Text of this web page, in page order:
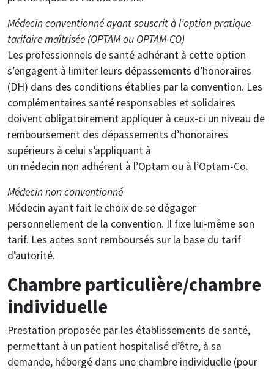
Médecin conventionné ayant souscrit à l’option pratique
tarifaire maîtrisée (OPTAM ou OPTAM-CO)
Les professionnels de santé adhérant à cette option
s’engagent à limiter leurs dépassements d’honoraires
(DH) dans des conditions établies par la convention. Les
complémentaires santé responsables et solidaires
doivent obligatoirement appliquer à ceux-ci un niveau de
remboursement des dépassements d’honoraires
supérieurs à celui s’appliquant à
un médecin non adhérent à l’Optam ou à l’Optam-Co.
Médecin non conventionné
Médecin ayant fait le choix de se dégager
personnellement de la convention. Il fixe lui-même son
tarif. Les actes sont remboursés sur la base du tarif
d’autorité.
Chambre particulière/chambre
individuelle
Prestation proposée par les établissements de santé,
permettant à un patient hospitalisé d’être, à sa
demande, hébergé dans une chambre individuelle (pour